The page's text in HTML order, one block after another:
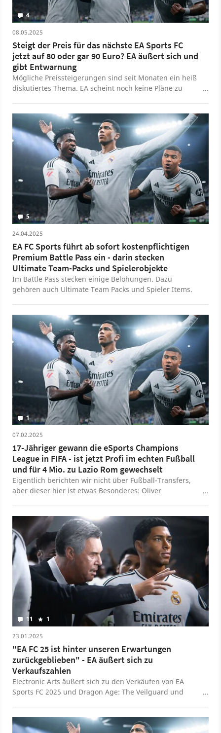
4
08.05.2025
Steigt der Preis für das nächste EA Sports FC
jetzt auf 80 oder gar 90 Euro? EA äußert sich und
gibt Entwarnung
Mögliche Preissteigerungen sind seit Monaten ein heiß
diskutiertes Thema. EA scheint noch keine Pläne zu
5
24.04.2025
EA FC Sports führt ab sofort kostenpflichtigen
Premium Battle Pass ein - darin stecken
Ultimate Team-Packs und Spielerobjekte
Im Battle Pass stecken einige Belohungen. Dazu
gehören auch Ultimate Team Packs und Spieler Items.
1
07.02.2025
17-Jähriger gewann die eSports Champions
League in FIFA - ist jetzt Profi im echten Fußball
und für 4 Mio. zu Lazio Rom gewechselt
Eigentlich berichten wir nicht über Fußball-Transfers,
aber dieser hier ist etwas Besonderes: Oliver
gewinnen.
11 1
23.01.2025
"EA FC 25 ist hinter unseren Erwartungen
zurückgeblieben" - EA äußert sich zu
Verkaufszahlen
Electronic Arts äußert sich zu den Verkäufen von EA
Sports FC 2025 und Dragon Age: The Veilguard und